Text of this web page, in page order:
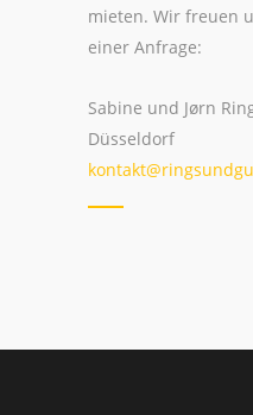
mieten. Wir freuen
einer Anfrage:
Sabine und Jørn
Düsseldorf